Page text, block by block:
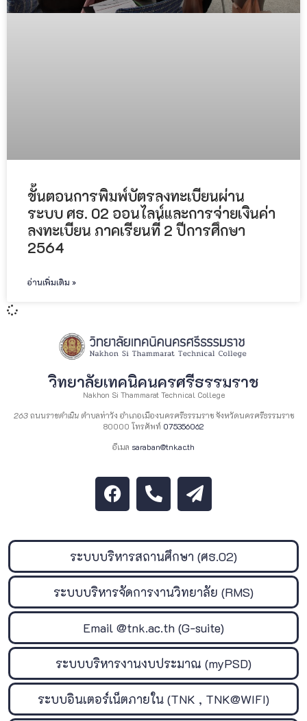
ขั้นตอนการพิมพ์บัตรลงทะเบียนผ่าน
ระบบ ศธ. 02 ออนไลน์และการจ่ายเงินค่า
ลงทะเบียน ภาคเรียนที่ 2 ปีการศึกษา
2564
อ่านเพิ่มเติม »
วิทยาลัยเทคนิคนครศรีธรรมราช
Nakhon Si Thammarat Technical College
263ถนนราชดำเนินตำบลท่าวัง อำเภอเมืองนครศรีธรรมราช จังหวัดนครศรีธรรมราช
80000 โทรศัพท์ 075356062
อีเมล saraban@tnk.ac.th
ระบบบริหารสถานศึกษา (ศธ.02)
ระบบบริหารจัดการงานวิทยาลัย (RMS)
Email @tnk.ac.th (G-suite)
ระบบบริหารงานงบประมาณ (myPSD)
ระบบอินเตอร์เน็ตภายใน (TNK , TNK@WIFI)